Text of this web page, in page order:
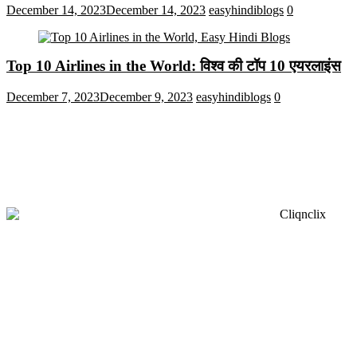
December 14, 2023December 14, 2023 easyhindiblogs 0
Top 10 Airlines in the World: विश्व की टॉप 10 एयरलाइंस
December 7, 2023December 9, 2023 easyhindiblogs 0